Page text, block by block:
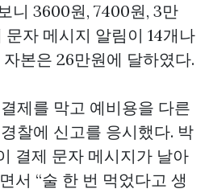
니 3600원, 7400원, 3만
자 메시지 알림이 14개나
본은 26만원에 달하였다.
제를 막고 예비용을 다른
찰에 신고를 응시했다. 박
결제 문자 메시지가 날아
서 “술 한 번 먹었다고 생